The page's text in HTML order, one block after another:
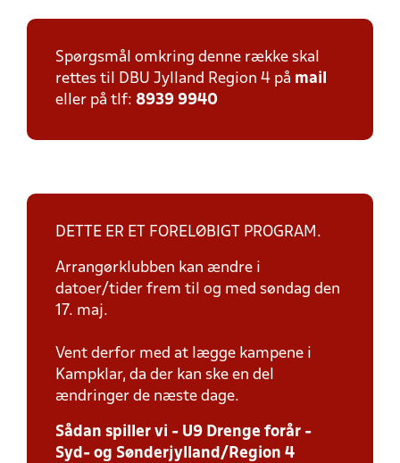
Spørgsmål omkring denne række skal
rettes til DBU Jylland Region 4 på mail
eller på tlf: 8939 9940
DETTE ER ET FORELØBIGT PROGRAM.
Arrangørklubben kan ændre i
datoer/tider frem til og med søndag den
17. maj.
Vent derfor med at lægge kampene i
Kampklar, da der kan ske en del
ændringer de næste dage.
Sådan spiller vi - U9 Drenge forår -
Syd- og Sønderjylland/Region 4